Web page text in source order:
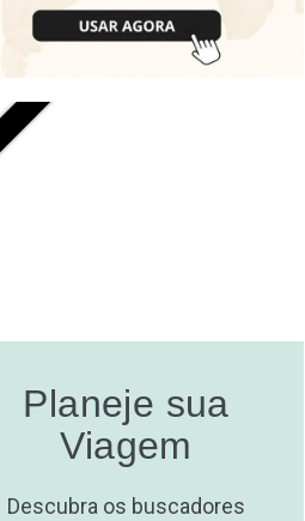
Planeje sua
Viagem
Descubra os buscadores